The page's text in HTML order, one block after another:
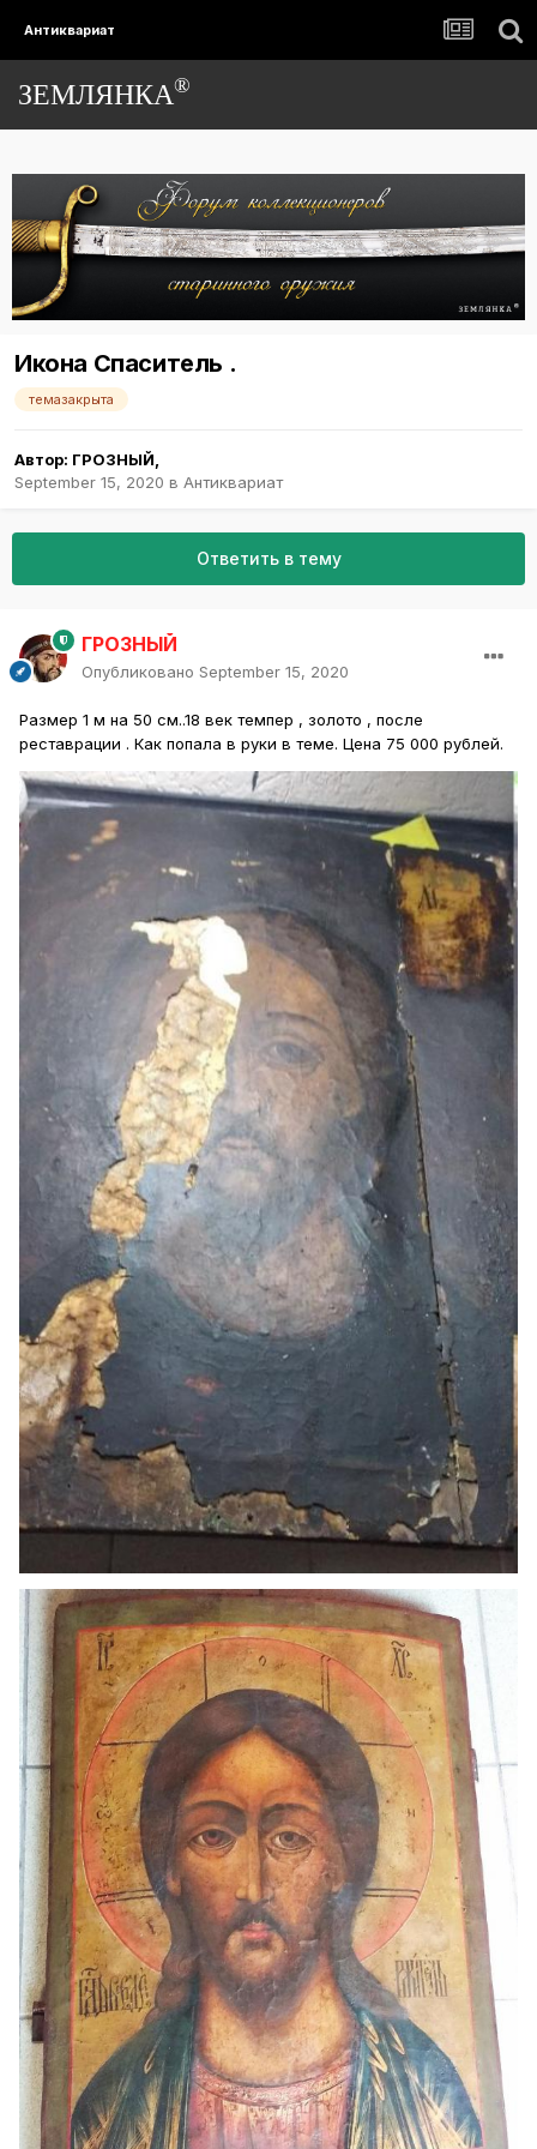
Антиквариат
ЗЕМЛЯНКА®
Икона Спаситель .
темазакрыта
Автор: ГРОЗНЫЙ
September 15, 2020 в Антиквариат
Ответить в тему
ГРОЗНЫЙ
Опубликовано September 15, 2020
Размер 1 м на 50 см..18 век темпер , золото , после
реставрации . Как попала в руки в теме. Цена 75 000 рублей.